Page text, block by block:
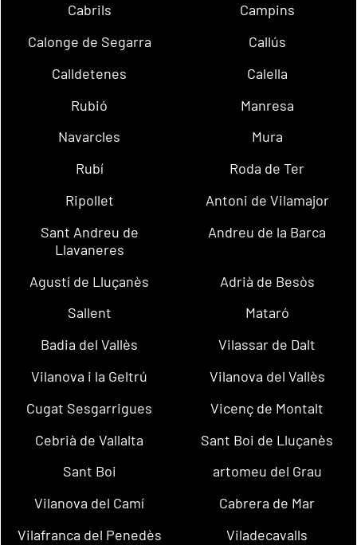
Cabrils
Campins
Calonge de Segarra
Callús
Calldetenes
Calella
Rubió
Manresa
Navarcles
Mura
Rubí
Roda de Ter
Ripollet
Antoni de Vilamajor
Sant Andreu de
Llavaneres
Andreu de la Barca
Agustí de Lluçanès
Adrià de Besòs
Sallent
Mataró
Badia del Vallès
Vilassar de Dalt
Vilanova i la Geltrú
Vilanova del Vallès
Cugat Sesgarrigues
Vicenç de Montalt
Cebrià de Vallalta
Sant Boi de Lluçanès
Sant Boi
artomeu del Grau
Vilanova del Camí
Cabrera de Mar
Vilafranca del Penedès
Viladecavalls